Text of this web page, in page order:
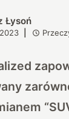
Łysoń